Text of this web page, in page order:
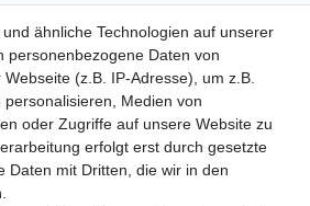
sind. Die Flaschen selbst halten
bei heißen Getränken
ähnliche Technologien auf unserer
personenbezogene Daten von
(z.B. IP-Adresse), um z.B.
Medien von
oder Zugriffe auf unsere Website zu
erfolgt erst durch gesetzte
Daten mit Dritten, die wir in den